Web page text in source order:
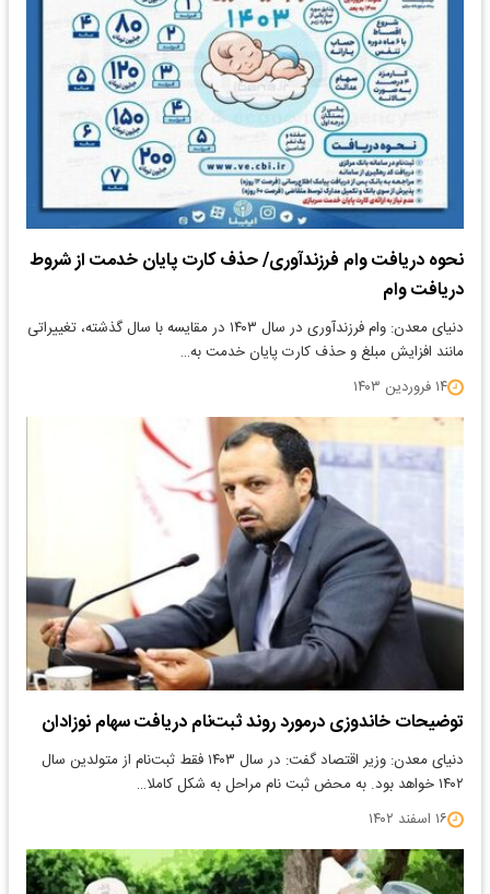
نحوه دریافت وام فرزندآوری/ حذف کارت پایان خدمت از شروط
دریافت وام
دنیای معدن: وام فرزندآوری در سال ۱۴۰۳ در مقایسه با سال گذشته، تغییراتی
مانند افزایش مبلغ و حذف کارت پایان خدمت به…
۱۴ فروردین ۱۴۰۳
توضیحات خاندوزی درمورد روند ثبت‌نام دریافت سهام نوزادان
دنیای معدن: وزیر اقتصاد گفت: در سال ۱۴۰۳ فقط ثبت‌نام از متولدین سال
۱۴۰۲ خواهد بود. به محض ثبت نام مراحل به شکل کاملا…
۱۶ اسفند ۱۴۰۲